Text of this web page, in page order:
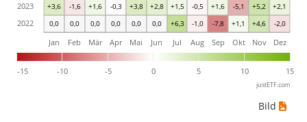
0,0 0,0 0,0 0,0 0,0 0,0 +6,3 -1,0 -7,8 +1,1 +4,6 -2,0
+3,6 -1,6 +1,6 -0,3 +3,8 +2,8 +1,5 -0,5 +1,6 -5,1 +5,2 +2,1
-15 -10 -5 0 5 10 15
Jan Feb Mär Apr Mai Jun Jul Aug Sep Okt Nov Dez
2022
2023
justETF.com
Bild